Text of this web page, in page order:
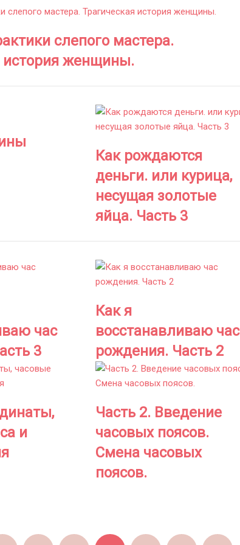
слепого мастера.
история женщины.
Как рождаются
деньги. или курица,
несущая золотые
яйца. Часть 3
час
3
Как я
восстанавливаю час
рождения. Часть 2
и
Часть 2. Введение
часовых поясов.
Смена часовых
поясов.